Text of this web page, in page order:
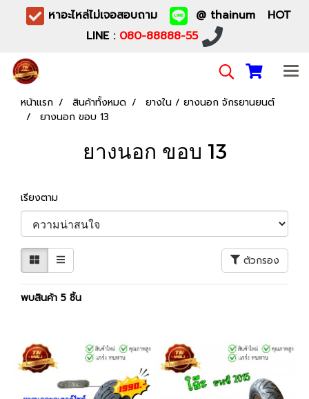
หาอะไหล่ไม่เจอสอบถาม
@ thainum HOT
LINE : 080-88888-55
หน้าแรก สินค้าทั้งหมด
ยางใน / ยางนอก จักรยานยนต์
ยางนอก ขอบ 13
ยางนอก ขอบ 13
เรียงตาม
ตัวกรอง
พบสินค้า 5 ชิ้น